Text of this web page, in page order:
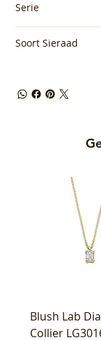
Serie
Soort Sieraad
Blush Lab
Collier